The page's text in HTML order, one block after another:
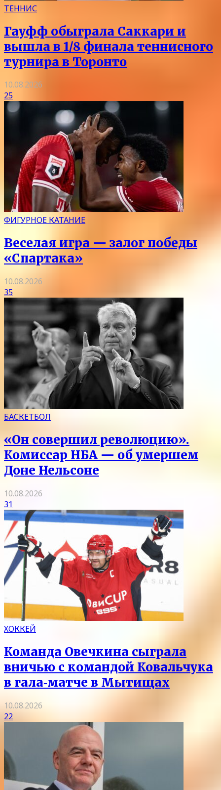
ТЕННИС
Гауфф обыграла Саккари и
вышла в 1/8 финала теннисного
турнира в Торонто
10.08.2026
25
ФИГУРНОЕ КАТАНИЕ
Веселая игра — залог победы
«Спартака»
10.08.2026
35
БАСКЕТБОЛ
«Он совершил революцию».
Комиссар НБА — об умершем
Доне Нельсоне
10.08.2026
31
ХОККЕЙ
Команда Овечкина сыграла
вничью с командой Ковальчука
в гала‑матче в Мытищах
10.08.2026
22